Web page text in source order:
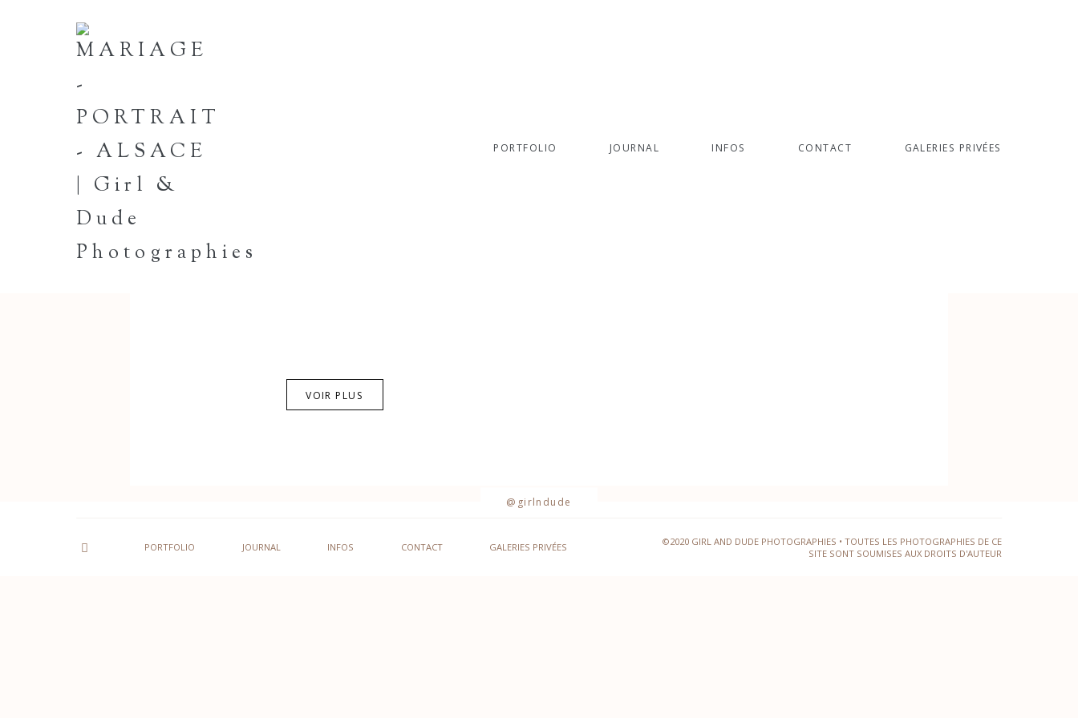
PORTFOLIO JOURNAL INFOS CONTACT GALERIES PRIVÉES
VOIR PLUS
@girlndude
PORTFOLIO JOURNAL INFOS CONTACT GALERIES PRIVÉES
©2020 GIRL AND DUDE PHOTOGRAPHIES • TOUTES LES PHOTOGRAPHIES DE CE
SITE SONT SOUMISES AUX DROITS D'AUTEUR